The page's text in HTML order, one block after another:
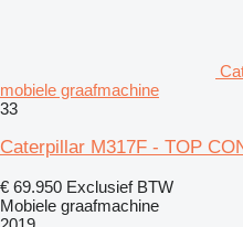
mobiele graafmachine
33
Caterpillar M317F - TOP
€ 69.950 Exclusief BTW
Mobiele graafmachine